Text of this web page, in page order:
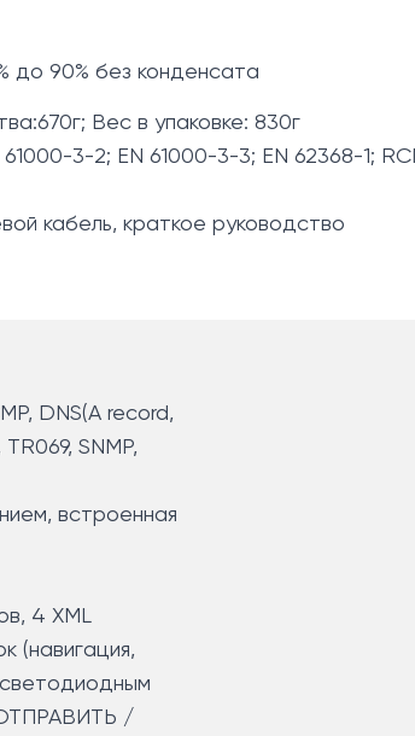
до 90% без конденсата
Вес в упаковке: 830г
3-2; EN 61000-3-3; EN 62368-1;
кабель, краткое руководство
DNS(A record,
SNMP,
встроенная
4 XML
(навигация,
/